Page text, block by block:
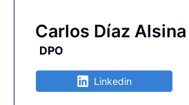
Carlos Díaz Alsina
DPO
Linkedin